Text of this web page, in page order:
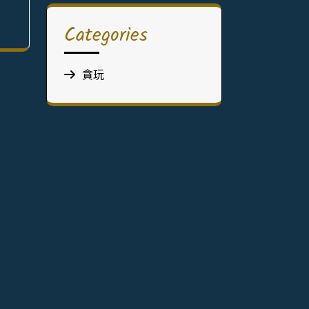
Categories
貪玩